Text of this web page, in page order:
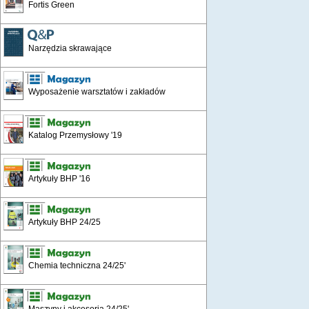
Fortis Green
Narzędzia skrawające
Wyposażenie warsztatów i zakładów
Katalog Przemysłowy '19
Artykuły BHP '16
Artykuły BHP 24/25
Chemia techniczna 24/25'